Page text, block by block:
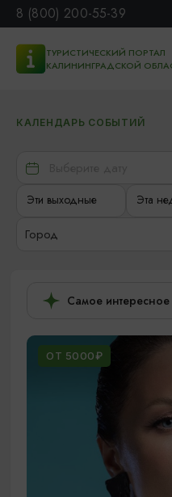
8 (800) 200-55-39
ТУРИСТИЧЕСКИЙ ПОРТАЛ
КАЛИНИНГРАДСКОЙ
КАЛЕНДАРЬ СОБЫТИЙ
Эти выходные Эта
Город
Самое интересное
ОТ 5000₽